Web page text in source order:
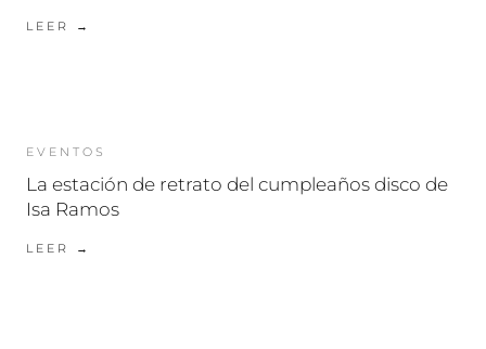
LEER →
EVENTOS
La estación de retrato del cumpleaños disco de
Isa Ramos
LEER →